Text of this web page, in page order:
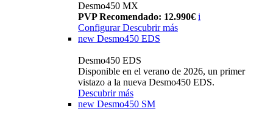
Desmo450 MX
PVP Recomendado: 12.990€ i
Configurar Descubrir más
new Desmo450 EDS
Desmo450 EDS
Disponible en el verano de 2026, un primer
vistazo a la nueva Desmo450 EDS.
Descubrir más
new Desmo450 SM